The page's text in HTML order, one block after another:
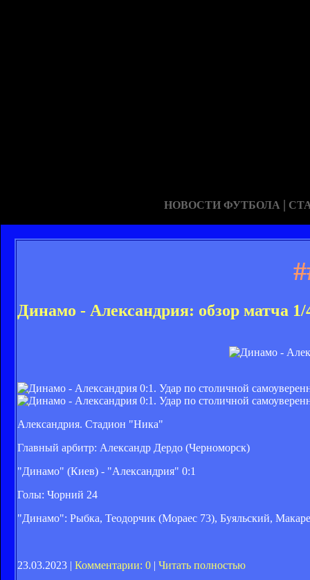
НОВОСТИ ФУТБОЛА |
Динамо - Александрия: обзор матча
Александрия. Стадион "Ника"
Главный арбитр: Александр Дердо (Черноморск)
"Динамо" (Киев) - "Александрия" 0:1
Голы: Чорний 24
"Динамо": Рыбка, Теодорчик (Мораес 73), Буяльский,
23.03.2023 | Комментарии: 0 | Читать полностью